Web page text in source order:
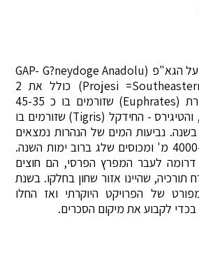
פרויקט יוקרתי הינו מפעל הגא"פ (GAP- G?neydoge Anadolu
Projesi =Southeastern Anatolia Project) כולל את 2
הנהרות העיקריים; הפרת (Euphrates) שזורמים בו כ 45-35
מיליארד ממ"ע בשנה, והטיגירס - החידקל (Tigris) שזורמים בו
בשנה. נביעות המים של הנהרות נמצאים
בהרים שגובהם 4000-2500 מ' ומכוסים שלג ברוב ימות השנה.
לעבר המפרץ הפרסי, הם חוצים
שהיינו אזור שחון בחלקו. בשנת
מפורט של הפרויקט היוקרתי ואז החלו
בכדי לקבוע את מיקום הסכרים.